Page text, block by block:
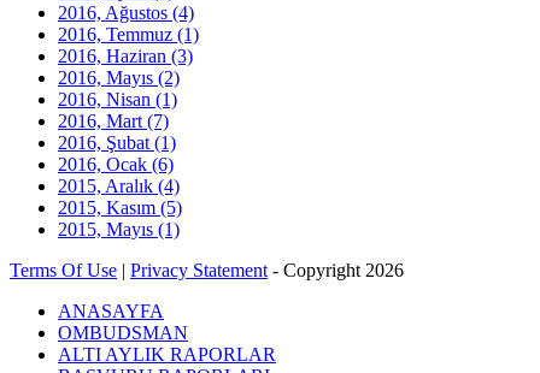
2016, Ağustos (4)
2016, Temmuz (1)
2016, Haziran (3)
2016, Mayıs (2)
2016, Nisan (1)
2016, Mart (7)
2016, Şubat (1)
2016, Ocak (6)
2015, Aralık (4)
2015, Kasım (5)
2015, Mayıs (1)
Terms Of Use | Privacy Statement - Copyright 2026
ANASAYFA
OMBUDSMAN
ALTI AYLIK RAPORLAR